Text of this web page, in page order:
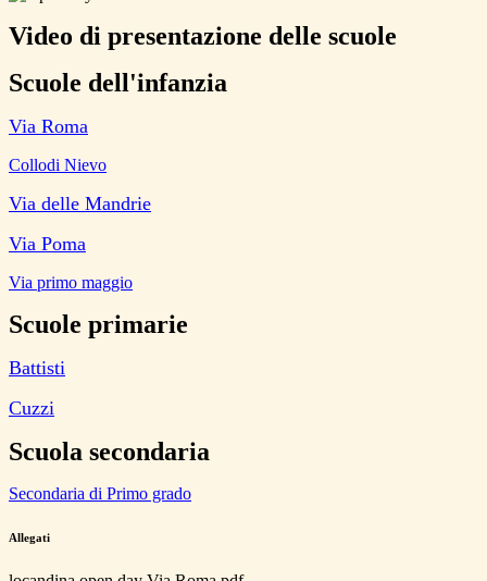
Video di presentazione delle scuole
Scuole dell'infanzia
Via Roma
Collodi Nievo
Via delle Mandrie
Via Poma
Via primo maggio
Scuole primarie
Battisti
Cuzzi
Scuola secondaria
Secondaria di Primo grado
Allegati